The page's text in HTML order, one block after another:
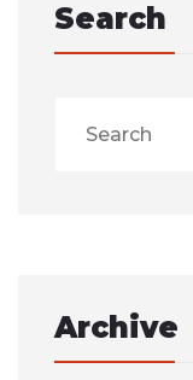
Search
Archive